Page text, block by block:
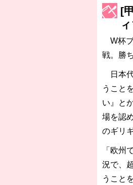
[
W杯ブ
戦。勝
日本代
うこと
い』と
場を認
のギリ
「欧州
況で、
うこと